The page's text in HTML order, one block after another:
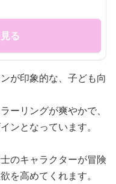
る
が印象的な、子ども向
ーリングが爽やかで、
ンとなっています。
のキャラクターが冒険
を高めてくれます。